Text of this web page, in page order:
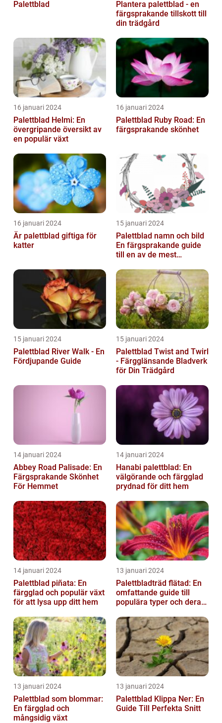
Palettblad
Plantera palettblad - en
färgsprakande tillskott till
din trädgård
16 januari 2024
Palettblad Helmi: En
övergripande översikt av
en populär växt
16 januari 2024
Palettblad Ruby Road: En
färgsprakande skönhet
16 januari 2024
Är palettblad giftiga för
katter
15 januari 2024
Palettblad namn och bild
En färgsprakande guide
till en av de mest
inomhusväxterna
15 januari 2024
Palettblad River Walk - En
Fördjupande Guide
15 januari 2024
Palettblad Twist and Twirl
- Färgglänsande Bladverk
för Din Trädgård
14 januari 2024
Abbey Road Palisade: En
Färgsprakande Skönhet
För Hemmet
14 januari 2024
Hanabi palettblad: En
välgörande och färgglad
prydnad för ditt hem
14 januari 2024
Palettblad piñata: En
färgglad och populär växt
för att lysa upp ditt hem
13 januari 2024
Palettbladträd flätad: En
omfattande guide till
populära typer och deras
13 januari 2024
Palettblad som blommar:
En färgglad och
mångsidig växt
13 januari 2024
Palettblad Klippa Ner: En
Guide Till Perfekta Snitt